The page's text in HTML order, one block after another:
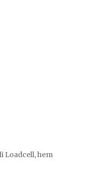
Loadcell, hem